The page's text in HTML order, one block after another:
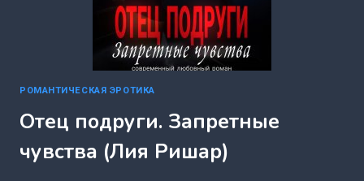
РОМАНТИЧЕСКАЯ ЭРОТИКА
Отец подруги. Запретные
чувства (Лия Ришар)